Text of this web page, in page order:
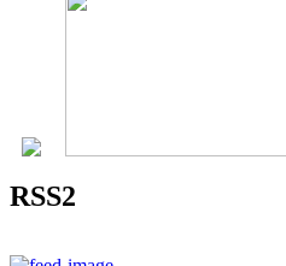
RSS2